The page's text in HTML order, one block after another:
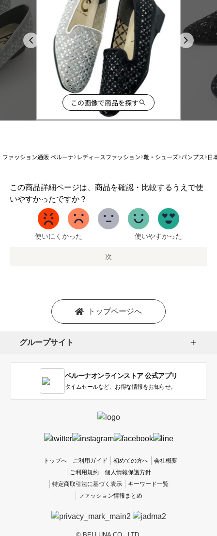
この画像で商品を探す
ファッション通販 ベルーナ レディースファッション 靴・シューズ パンプス 日
この商品詳細ページは、商品を確認・比較するうえで使
いやすかったですか？
1
か
い
使いにくかった 使いやすかった
次
トップページへ
グループサイト
ベルーナオンラインストア 公式アプリ
タイムセールなど、お得な情報をお知らせ。
トップへ ご利用ガイド 初めての方へ
会社概要
ご利用規約
個人情報保護方針
特定商取引法に基づく表示
キーワード一覧
ファッション情報まとめ